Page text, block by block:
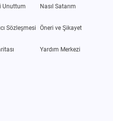
Unuttum
Sözleşmesi
Nasıl Satarım
Öneri ve Şikayet
Yardım Merkezi